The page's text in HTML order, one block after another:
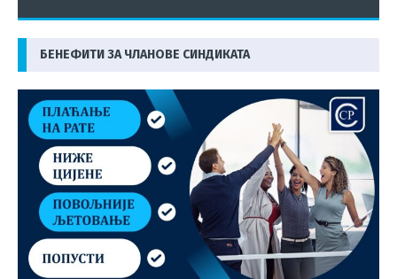
БЕНЕФИТИ ЗА ЧЛАНОВЕ СИНДИКАТА